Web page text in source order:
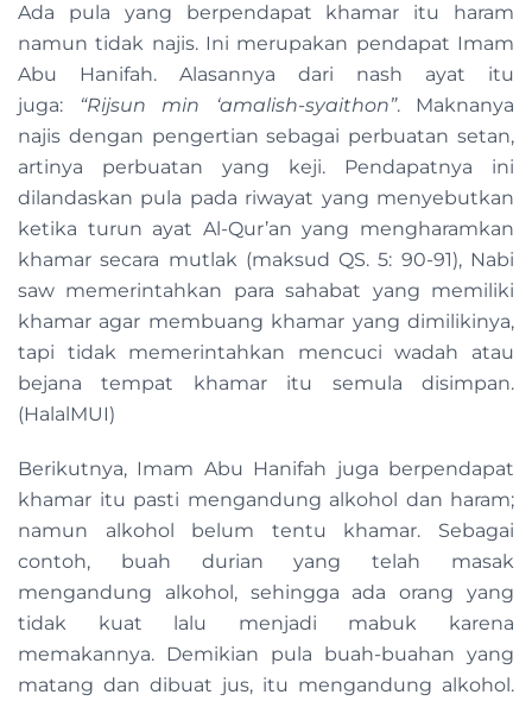
Ada pula yang berpendapat khamar itu haram
namun tidak najis. Ini merupakan pendapat Imam
Abu Hanifah. Alasannya dari nash ayat itu
juga: “Rijsun min ‘amalish-syaithon”. Maknanya
najis dengan pengertian sebagai perbuatan setan,
artinya perbuatan yang keji. Pendapatnya ini
dilandaskan pula pada riwayat yang menyebutkan
ketika turun ayat Al-Qur’an yang mengharamkan
khamar secara mutlak (maksud QS. 5: 90-91), Nabi
saw memerintahkan para sahabat yang memiliki
khamar agar membuang khamar yang dimilikinya,
tapi tidak memerintahkan mencuci wadah atau
bejana tempat khamar itu semula disimpan.
(HalalMUI)
Berikutnya, Imam Abu Hanifah juga berpendapat
khamar itu pasti mengandung alkohol dan haram;
namun alkohol belum tentu khamar. Sebagai
contoh, buah durian yang telah masak
mengandung alkohol, sehingga ada orang yang
tidak kuat lalu menjadi mabuk karena
memakannya. Demikian pula buah-buahan yang
matang dan dibuat jus, itu mengandung alkohol.